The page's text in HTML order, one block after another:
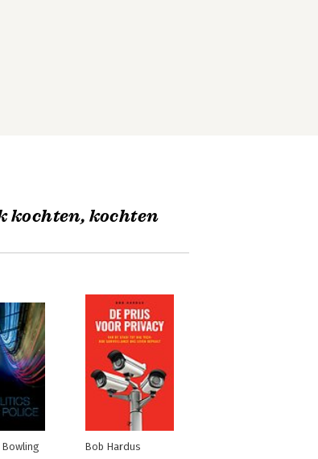
kochten, kochten
Bowling Bob Hardus